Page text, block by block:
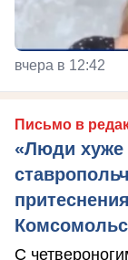
вчера в 12:42
Письмо в
«Люди хуже
С